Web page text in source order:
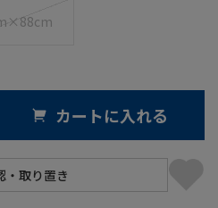
カートに入れる